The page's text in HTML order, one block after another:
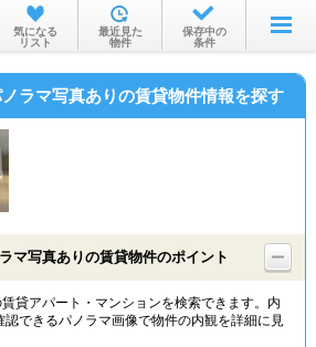
お部屋を探す
沿線・駅から
物件特集から
TOP
気になる
リスト
最近見た
物件
保存中の
条件
ラマ写真ありの賃貸物件情報を探す
マ写真ありの賃貸物件のポイント
貸アパート・マンションを検索できます。内
できるパノラマ画像で物件の内観を詳細に見